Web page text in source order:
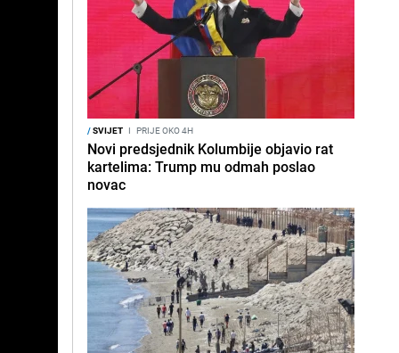
/SVIJET I PRIJE OKO 4H
Novi predsjednik Kolumbije objavio rat
kartelima: Trump mu odmah poslao
novac